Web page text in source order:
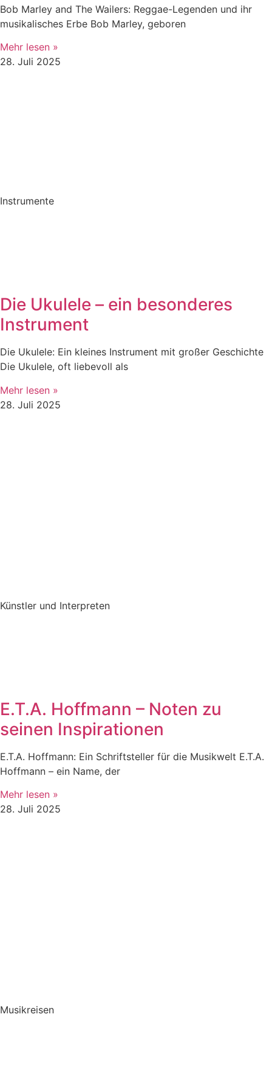
Bob Marley and The Wailers: Reggae-Legenden und ihr
musikalisches Erbe Bob Marley, geboren
Mehr lesen »
28. Juli 2025
Instrumente
Die Ukulele – ein besonderes
Instrument
Die Ukulele: Ein kleines Instrument mit großer Geschichte
Die Ukulele, oft liebevoll als
Mehr lesen »
28. Juli 2025
Künstler und Interpreten
E.T.A. Hoffmann – Noten zu
seinen Inspirationen
E.T.A. Hoffmann: Ein Schriftsteller für die Musikwelt E.T.A.
Hoffmann – ein Name, der
Mehr lesen »
28. Juli 2025
Musikreisen